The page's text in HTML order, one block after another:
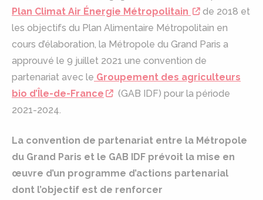
Plan Climat Air Énergie Métropolitain
de 2018 et
les objectifs du Plan Alimentaire Métropolitain en
cours d’élaboration, la Métropole du Grand Paris a
approuvé le 9 juillet 2021 une convention de
partenariat avec le Groupement des agriculteurs
bio d’Île-de-France
(GAB IDF) pour la période
2021-2024.
La convention de partenariat entre la Métropole
du Grand Paris et le GAB IDF prévoit la mise en
œuvre d’un programme d’actions partenarial
dont l’objectif est de renforcer